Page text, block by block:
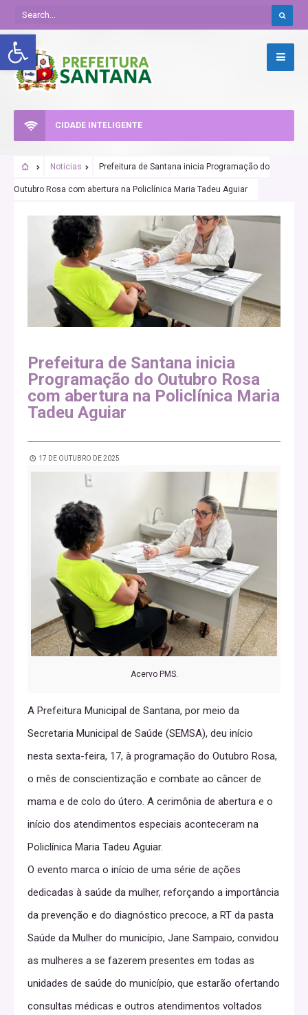
Abrir a barra de ferramentas
CIDADE INTELIGENTE
Noticias Prefeitura de Santana inicia Programação do
Outubro Rosa com abertura na Policlínica Maria Tadeu Aguiar
Prefeitura de Santana inicia
Programação do Outubro Rosa
com abertura na Policlínica Maria
Tadeu Aguiar
17 DE OUTUBRO DE 2025
Acervo PMS.
A Prefeitura Municipal de Santana, por meio da
Secretaria Municipal de Saúde (SEMSA), deu início
nesta sexta-feira, 17, à programação do Outubro Rosa,
o mês de conscientização e combate ao câncer de
mama e de colo do útero. A cerimônia de abertura e o
início dos atendimentos especiais aconteceram na
Policlínica Maria Tadeu Aguiar.
O evento marca o início de uma série de ações
dedicadas à saúde da mulher, reforçando a importância
da prevenção e do diagnóstico precoce, a RT da pasta
Saúde da Mulher do município, Jane Sampaio, convidou
as mulheres a se fazerem presentes em todas as
unidades de saúde do município, que estarão ofertando
consultas médicas e outros atendimentos voltados